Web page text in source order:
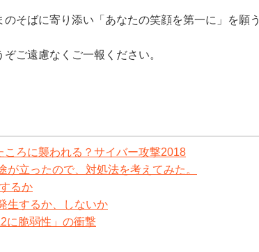
そばに寄り添い「あなたの笑顔を第一に」を願う
ご遠慮なくご一報ください。
ろに襲われる？サイバー攻撃2018
立ったので、対処法を考えてみた。
るか
生するか、しないか
に脆弱性」の衝撃